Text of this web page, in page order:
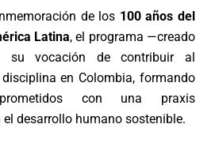
de los 100 años del
Latina, el programa —creado
su vocación de contribuir al
en Colombia, formando
con una praxis
desarrollo humano sostenible.